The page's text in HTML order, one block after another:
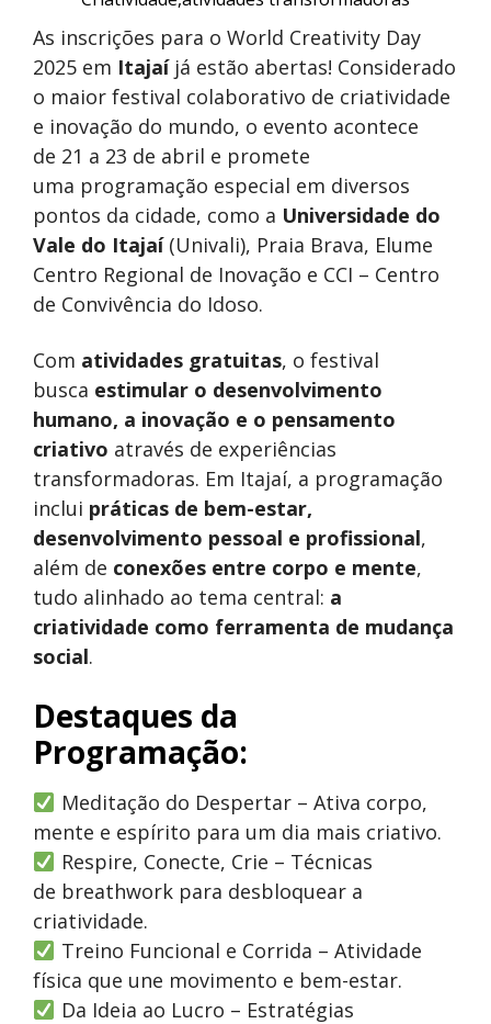
As inscrições para o World Creativity Day
2025 em Itajaíjá estão abertas! Considerado
o maior festival colaborativo de criatividade
e inovação do mundo, o evento acontece
de 21 a 23 de abril e promete
uma programação especial em diversos
pontos da cidade, como a Universidade do
Vale do Itajaí (Univali), Praia Brava, Elume
Centro Regional de Inovação e CCI – Centro
de Convivência do Idoso.
Com atividades gratuitas, o festival
busca estimular o desenvolvimento
humano, a inovação e o pensamento
criativo através de experiências
transformadoras. Em Itajaí, a programação
inclui práticas de bem-estar,
desenvolvimento pessoal e profissional,
além de conexões entre corpo e mente,
tudo alinhado ao tema central: a
criatividade como ferramenta de mudança
social.
Destaques da
Programação:
Meditação do Despertar – Ativa corpo,
mente e espírito para um dia mais criativo.
Respire, Conecte, Crie – Técnicas
de breathwork para desbloquear a
criatividade.
Treino Funcional e Corrida – Atividade
física que une movimento e bem-estar.
Da Ideia ao Lucro – Estratégias